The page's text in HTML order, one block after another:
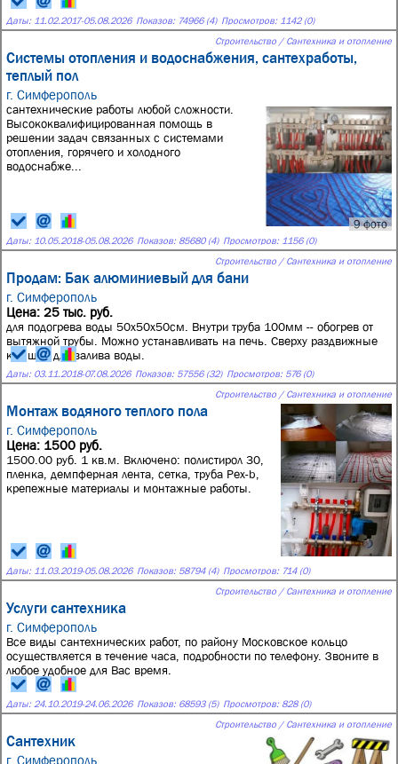
Даты: 11.02.2017-05.08.2026 Показов: 74966 (4) Просмотров: 1142 (0)
Строительство / Сантехника и отопление
Системы отопления и водоснабжения, сантехработы,
теплый пол
г. Симферополь
9 фото
сантехнические работы любой сложности.
Высококвалифицированная помощь в
решении задач связанных с системами
отопления, горячего и холодного
водоснабже...
Даты: 10.05.2018-05.08.2026 Показов: 85680 (4) Просмотров: 1156 (0)
Строительство / Сантехника и отопление
Продам: Бак алюминиевый для бани
г. Симферополь
Цена: 25 тыс. руб.
для подогрева воды 50х50х50см. Внутри труба 100мм -- обогрев от
вытяжной трубы. Можно устанавливать на печь. Сверху раздвижные
крышки для залива воды.
Даты: 03.11.2018-07.08.2026 Показов: 57556 (32) Просмотров: 576 (0)
Строительство / Сантехника и отопление
Монтаж водяного теплого пола
г. Симферополь
Цена: 1500 руб.
1500.00 руб. 1 кв.м. Включено: полистирол 30,
пленка, демпферная лента, сетка, труба Pex-b,
крепежные материалы и монтажные работы.
Даты: 11.03.2019-05.08.2026 Показов: 58794 (4) Просмотров: 714 (0)
Строительство / Сантехника и отопление
Услуги сантехника
г. Симферополь
Все виды сантехнических работ, по району Московское кольцо
осуществляется в течение часа, подробности по телефону. Звоните в
любое удобное для Вас время.
Даты: 24.10.2019-24.06.2026 Показов: 68593 (5) Просмотров: 828 (0)
Строительство / Сантехника и отопление
Сантехник
г. Симферополь